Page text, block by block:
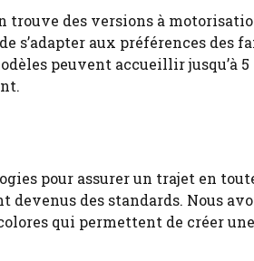
trouve des versions à
s’adapter aux préférences des
peuvent accueillir jusqu’à 5
pour assurer un trajet en
des standards. Nous
qui permettent de créer une